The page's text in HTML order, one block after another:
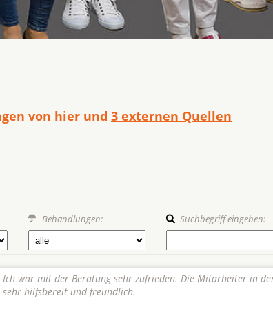
von hier und 3 externen Quellen
Behandlungen: Suchbegriff eingeben:
Ich war mit der Beratung sehr zufrieden. Die Mitarbeiter in
sehr hilfsbereit und freundlich.